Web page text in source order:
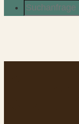
Search
for: